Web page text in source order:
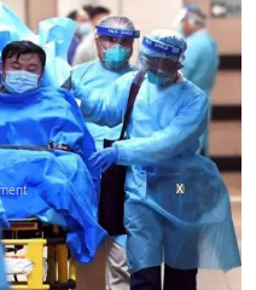
X